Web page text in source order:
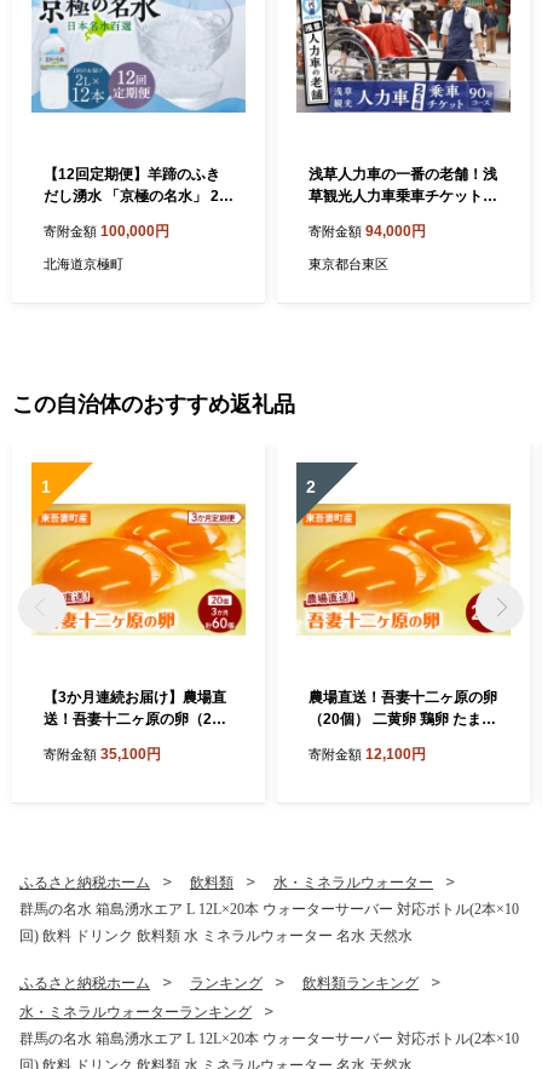
【12回定期便】羊蹄のふき
だし湧水 「京極の名水」 2L
2ヶ月 定期 ミネラルウォータ
ー 飲料水 軟水 水 非常用 防
寄附金額 100,000円
北海道京極町
浅草人力車の一番の老舗！浅
草観光人力車乗車チケット
験 ペア 関東 東京 上野 浅草
人力車 チケット アウトドア
寄附金額 94,000円
東京都台東区
この自治体のおすすめ返礼品
1
【3か月連続お届け】農場直
送！吾妻十二ヶ原の卵（20
ゴ 卵 安心 こだわり 食卓 卵
寄附金額 35,100円
2
農場直送！吾妻十二ヶ原の卵
（20個） 二黄卵 鶏卵 たまご
卵かけごはん 堀田養鶏場 群
寄附金額 12,100円
ふるさと納税ホーム 飲料類
水・ミネラルウォーター
群馬の名水 箱島湧水エア L 12L×20本 ウォーターサーバー 対応ボトル(2本×10
回) 飲料 ドリンク 飲料類 水 ミネラルウォーター 名水 天然水
ふるさと納税ホーム ランキング
飲料類ランキング
水・ミネラルウォーターランキング
群馬の名水 箱島湧水エア L 12L×20本 ウォーターサーバー 対応ボトル(2本×10
回) 飲料 ドリンク 飲料類 水 ミネラルウォーター 名水 天然水